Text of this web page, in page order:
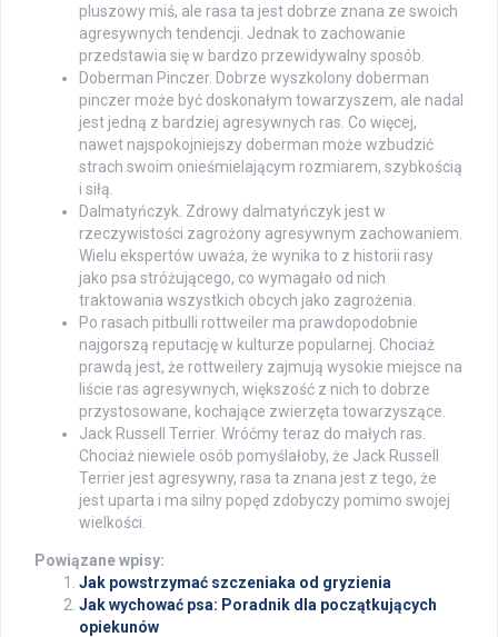
pluszowy miś, ale rasa ta jest dobrze znana ze swoich
agresywnych tendencji. Jednak to zachowanie
przedstawia się w bardzo przewidywalny sposób.
Doberman Pinczer. Dobrze wyszkolony doberman
pinczer może być doskonałym towarzyszem, ale nadal
jest jedną z bardziej agresywnych ras. Co więcej,
nawet najspokojniejszy doberman może wzbudzić
strach swoim onieśmielającym rozmiarem, szybkością
i siłą.
Dalmatyńczyk. Zdrowy dalmatyńczyk jest w
rzeczywistości zagrożony agresywnym zachowaniem.
Wielu ekspertów uważa, że ​​wynika to z historii rasy
jako psa stróżującego, co wymagało od nich
traktowania wszystkich obcych jako zagrożenia.
Po rasach pitbulli rottweiler ma prawdopodobnie
najgorszą reputację w kulturze popularnej. Chociaż
prawdą jest, że rottweilery zajmują wysokie miejsce na
liście ras agresywnych, większość z nich to dobrze
przystosowane, kochające zwierzęta towarzyszące.
Jack Russell Terrier. Wróćmy teraz do małych ras.
Chociaż niewiele osób pomyślałoby, że Jack Russell
Terrier jest agresywny, rasa ta znana jest z tego, że
jest uparta i ma silny popęd zdobyczy pomimo swojej
wielkości.
Powiązane wpisy:
Jak powstrzymać szczeniaka od gryzienia
Jak wychować psa: Poradnik dla początkujących
opiekunów